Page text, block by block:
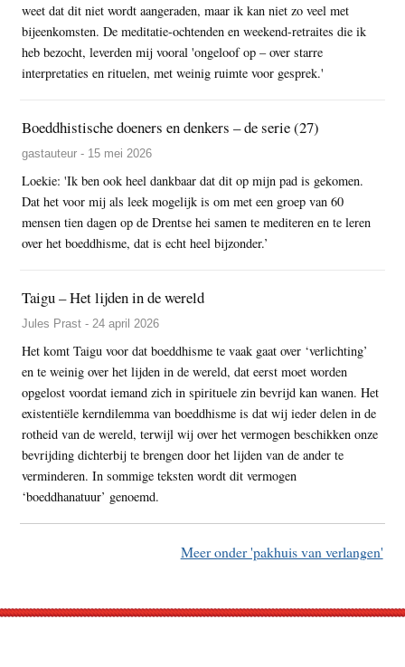
weet dat dit niet wordt aangeraden, maar ik kan niet zo veel met
bijeenkomsten. De meditatie-ochtenden en weekend-retraites die ik
heb bezocht, leverden mij vooral 'ongeloof op – over starre
interpretaties en rituelen, met weinig ruimte voor gesprek.'
Boeddhistische doeners en denkers – de serie (27)
gastauteur - 15 mei 2026
Loekie: 'Ik ben ook heel dankbaar dat dit op mijn pad is gekomen.
Dat het voor mij als leek mogelijk is om met een groep van 60
mensen tien dagen op de Drentse hei samen te mediteren en te leren
over het boeddhisme, dat is echt heel bijzonder.’
Taigu – Het lijden in de wereld
Jules Prast - 24 april 2026
Het komt Taigu voor dat boeddhisme te vaak gaat over ‘verlichting’
en te weinig over het lijden in de wereld, dat eerst moet worden
opgelost voordat iemand zich in spirituele zin bevrijd kan wanen. Het
existentiële kerndilemma van boeddhisme is dat wij ieder delen in de
rotheid van de wereld, terwijl wij over het vermogen beschikken onze
bevrijding dichterbij te brengen door het lijden van de ander te
verminderen. In sommige teksten wordt dit vermogen
‘boeddhanatuur’ genoemd.
Meer onder 'pakhuis van verlangen'